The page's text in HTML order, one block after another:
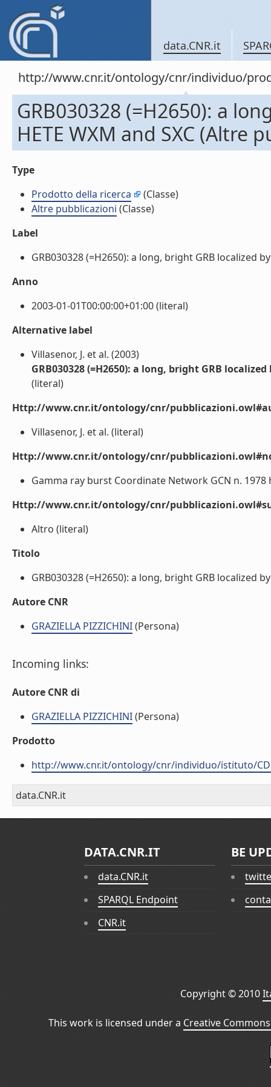
data.CNR.it
http://www.cnr.it/ontology/cnr/individuo/
GRB030328 (=H2650): a
HETE WXM and SXC (Altre
Type
Prodotto della ricerca
(Classe)
Altre pubblicazioni (Classe)
Label
GRB030328 (=H2650): a long, bright GRB localized
Anno
2003-01-01T00:00:00+01:00 (literal)
Alternative label
Villasenor, J. et al. (2003)
GRB030328 (=H2650): a long, bright GRB localized
(literal)
Http://www.cnr.it/ontology/cnr/
Villasenor, J. et al. (literal)
Http://www.cnr.it/ontology/cnr/
Gamma ray burst Coordinate Network GCN n.
Http://www.cnr.it/ontology/cnr/
Altro (literal)
Titolo
GRB030328 (=H2650): a long, bright GRB localized
Autore CNR
GRAZIELLA PIZZICHINI(Persona)
Incoming links:
Autore CNR di
GRAZIELLA PIZZICHINI(Persona)
Prodotto
http://www.cnr.it/ontology/cnr/individuo/istituto/
data.CNR.it
DATA.CNR.IT
data.CNR.it
SPARQL Endpoint
CNR.it
BE
Copyright © 2010
This work is licensed under a Creative